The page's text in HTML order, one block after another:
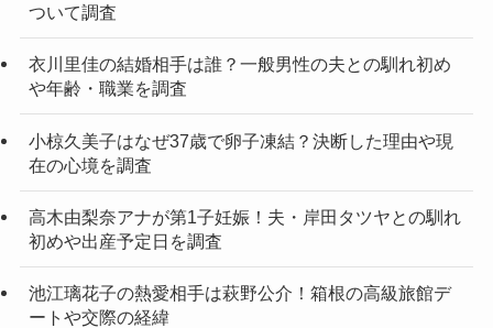
ついて調査
衣川里佳の結婚相手は誰？一般男性の夫との馴れ初め
や年齢・職業を調査
小椋久美子はなぜ37歳で卵子凍結？決断した理由や現
在の心境を調査
高木由梨奈アナが第1子妊娠！夫・岸田タツヤとの馴れ
初めや出産予定日を調査
池江璃花子の熱愛相手は萩野公介！箱根の高級旅館デ
ートや交際の経緯